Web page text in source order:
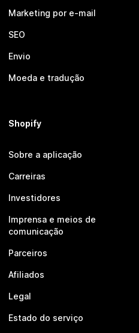
Marketing por e-mail
SEO
Envio
Moeda e tradução
Shopify
Sobre a aplicação
Carreiras
Investidores
Imprensa e meios de
comunicação
Parceiros
Afiliados
Legal
Estado do serviço